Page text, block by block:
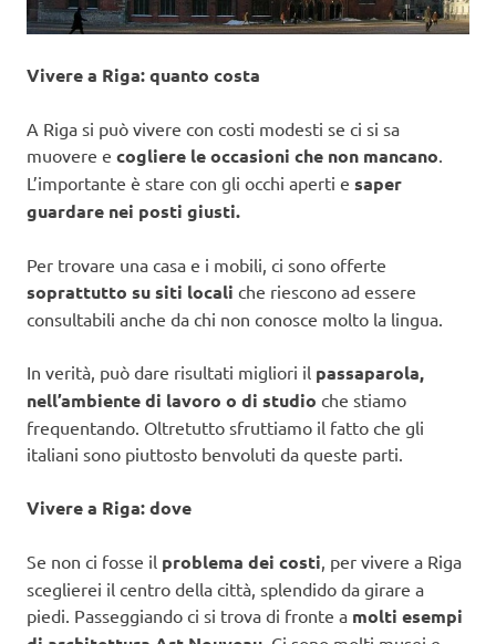
Vivere a Riga: quanto costa
A Riga si può vivere con costi modesti se ci si sa
muovere e cogliere le occasioni che non mancano.
L’importante è stare con gli occhi aperti e saper
guardare nei posti giusti.
Per trovare una casa e i mobili, ci sono offerte
soprattutto su siti locali che riescono ad essere
consultabili anche da chi non conosce molto la lingua.
In verità, può dare risultati migliori il passaparola,
nell’ambiente di lavoro o di studio che stiamo
frequentando. Oltretutto sfruttiamo il fatto che gli
italiani sono piuttosto benvoluti da queste parti.
Vivere a Riga: dove
Se non ci fosse il problema dei costi, per vivere a Riga
sceglierei il centro della città, splendido da girare a
piedi. Passeggiando ci si trova di fronte a molti esempi